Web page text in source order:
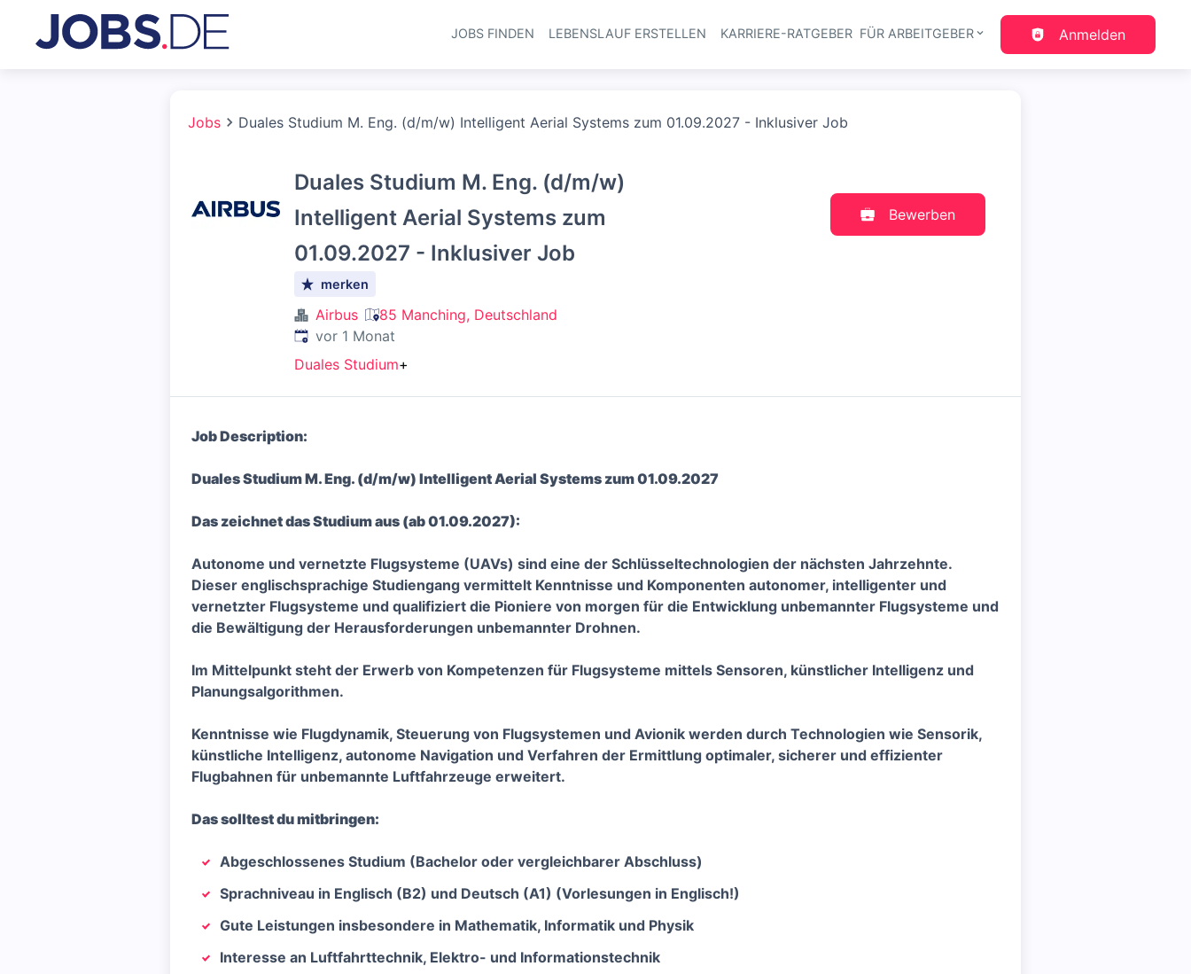
Haupt-Navigation
JOBS FINDEN LEBENSLAUF ERSTELLEN KARRIERE-RATGEBER FÜR ARBEITGEBER Anmelden
Jobs Duales Studium M. Eng. (d/m/w) Intelligent Aerial Systems zum 01.09.2027 - Inklusiver Job
Duales Studium M. Eng. (d/m/w)
Intelligent Aerial Systems zum
01.09.2027 - Inklusiver Job
merken
Airbus
85 Manching, Deutschland
Veröffentlicht:
vor 1 Monat
Duales Studium+
Bewerben
Job Description:
Duales Studium M. Eng. (d/m/w) Intelligent Aerial Systems zum 01.09.2027
Das zeichnet das Studium aus (ab 01.09.2027):
Autonome und vernetzte Flugsysteme (UAVs) sind eine der Schlüsseltechnologien der nächsten Jahrzehnte.
Dieser englischsprachige Studiengang vermittelt Kenntnisse und Komponenten autonomer, intelligenter und
vernetzter Flugsysteme und qualifiziert die Pioniere von morgen für die Entwicklung unbemannter Flugsysteme und
die Bewältigung der Herausforderungen unbemannter Drohnen.
Im Mittelpunkt steht der Erwerb von Kompetenzen für Flugsysteme mittels Sensoren, künstlicher Intelligenz und
Planungsalgorithmen.
Kenntnisse wie Flugdynamik, Steuerung von Flugsystemen und Avionik werden durch Technologien wie Sensorik,
künstliche Intelligenz, autonome Navigation und Verfahren der Ermittlung optimaler, sicherer und effizienter
Flugbahnen für unbemannte Luftfahrzeuge erweitert.
Das solltest du mitbringen:
Abgeschlossenes Studium (Bachelor oder vergleichbarer Abschluss)
Sprachniveau in Englisch (B2) und Deutsch (A1) (Vorlesungen in Englisch!)
Gute Leistungen insbesondere in Mathematik, Informatik und Physik
Interesse an Luftfahrttechnik, Elektro- und Informationstechnik